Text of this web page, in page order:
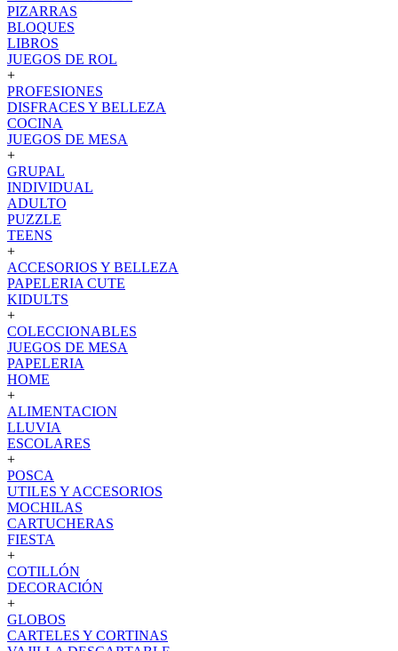
PIZARRAS
BLOQUES
LIBROS
JUEGOS DE ROL
+
PROFESIONES
DISFRACES Y BELLEZA
COCINA
JUEGOS DE MESA
+
GRUPAL
INDIVIDUAL
ADULTO
PUZZLE
TEENS
+
ACCESORIOS Y BELLEZA
PAPELERIA CUTE
KIDULTS
+
COLECCIONABLES
JUEGOS DE MESA
PAPELERIA
HOME
+
ALIMENTACION
LLUVIA
ESCOLARES
+
POSCA
UTILES Y ACCESORIOS
MOCHILAS
CARTUCHERAS
FIESTA
+
COTILLÓN
DECORACIÓN
+
GLOBOS
CARTELES Y CORTINAS